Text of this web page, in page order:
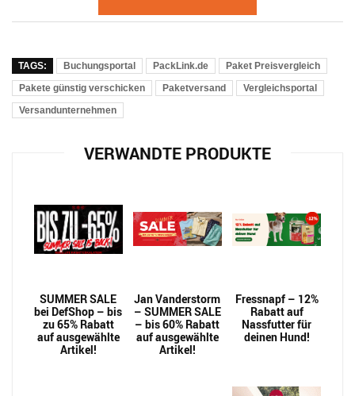
TAGS: Buchungsportal PackLink.de
Paket Preisvergleich
Pakete günstig verschicken
Paketversand
Vergleichsportal
Versandunternehmen
VERWANDTE PRODUKTE
SUMMER SALE
bei DefShop – bis
zu 65% Rabatt
auf ausgewählte
Artikel!
Jan Vanderstorm
– SUMMER SALE
– bis 60% Rabatt
auf ausgewählte
Artikel!
Fressnapf – 12%
Rabatt auf
Nassfutter für
deinen Hund!